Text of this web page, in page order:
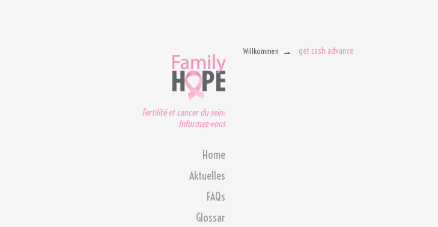
Fertilité et cancer du sein:
Informez-vous
Home
Aktuelles
FAQs
Glossar
Willkommen get cash advance